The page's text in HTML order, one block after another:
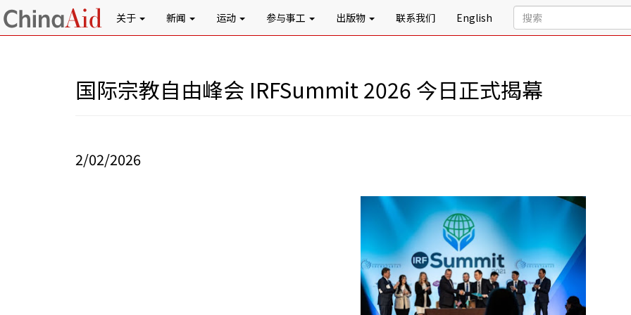
关于 新闻 运动 参与事工 出版物 联系我们 English
国际宗教自由峰会 IRFSummit 2026 今日正式揭幕
2/02/2026